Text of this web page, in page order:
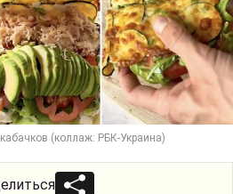
(коллаж: РБК-Украина)